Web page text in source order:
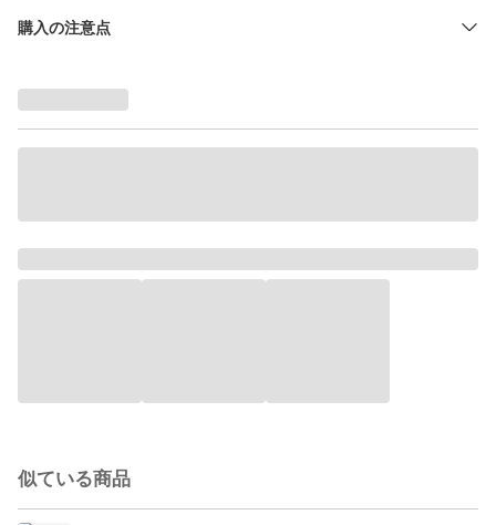
購入の注意点
似ている商品